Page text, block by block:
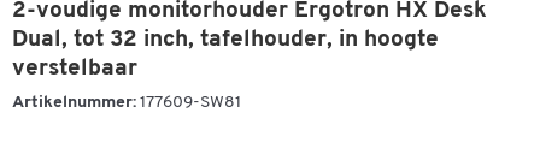
2-voudige monitorhouder Ergotron HX Desk
Dual, tot 32 inch, tafelhouder, in hoogte
verstelbaar
Artikelnummer: 177609-SW81